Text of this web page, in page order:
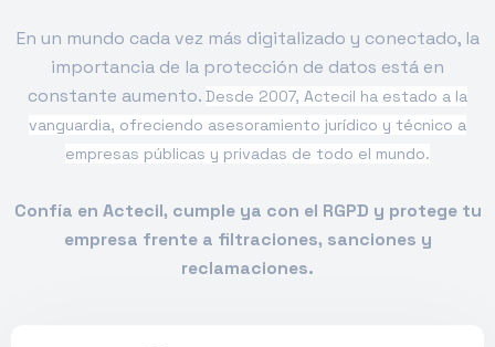
En un mundo cada vez más digitalizado y conectado, la
importancia de la protección de datos está en
constante aumento. Desde 2007, Actecil ha estado a la
vanguardia, ofreciendo asesoramiento jurídico y técnico a
empresas públicas y privadas de todo el mundo.
Confía en Actecil, cumple ya con el RGPD y protege tu
empresa frente a filtraciones, sanciones y
reclamaciones.